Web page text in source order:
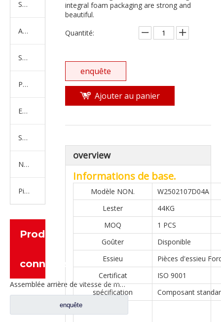
Série de suspension équilibrée
Amortisseur Série
Système de direction
Produits en caoutchouc
Embrayage Série
Série de bras de réglage
Nouvelles pièces de camion d'énergie
Pièces de moteur
Produits
connexes
Assemblée arrière de vitesse de moitié d'arbre pour les pièces de rechange CE0400A0-5 de camion de Ford
enquête
integral foam packaging are strong and
beautiful.
Quantité:
enquête
Ajouter au panier
overview
Informations de base.
Modèle NON.
W2502107D04A
Lester
44KG
MOQ
1 PCS
Goûter
Disponible
Essieu
Pièces d'essieu
Certificat
ISO 9001
spécification
Composant